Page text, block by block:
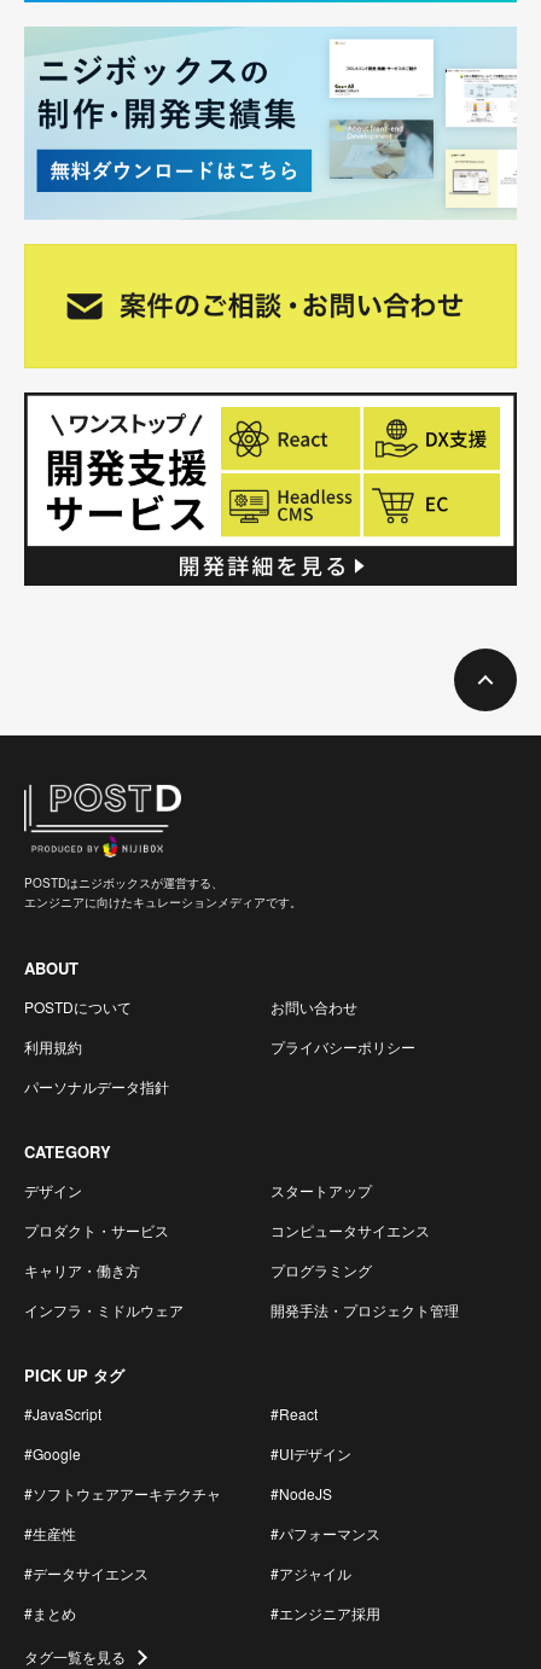
POSTDはニジボックスが運営する、
エンジニアに向けたキュレーションメディアです。
ABOUT
POSTDについて
お問い合わせ
利用規約
プライバシーポリシー
パーソナルデータ指針
CATEGORY
デザイン
スタートアップ
プロダクト・サービス
コンピュータサイエンス
キャリア・働き方
プログラミング
インフラ・ミドルウェア
開発手法・プロジェクト管理
PICK UP タグ
#JavaScript
#React
#Google
#UIデザイン
#ソフトウェアアーキテクチャ
#NodeJS
#生産性
#パフォーマンス
#データサイエンス
#アジャイル
#まとめ
#エンジニア採用
タグ一覧を見る